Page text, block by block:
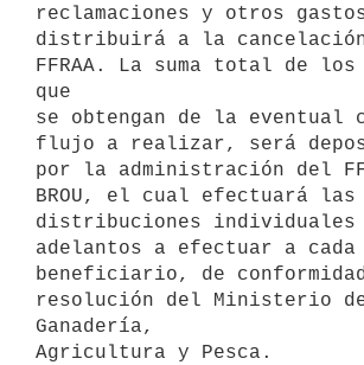
reclamaciones y otros
distribuirá a la
FFRAA. La suma total de los
que
se obtengan de la eventual
flujo a realizar, será
por la administración del
BROU, el cual efectuará las
distribuciones individuales
adelantos a efectuar a cada
beneficiario, de
resolución del Ministerio
Ganadería,
Agricultura y Pesca.